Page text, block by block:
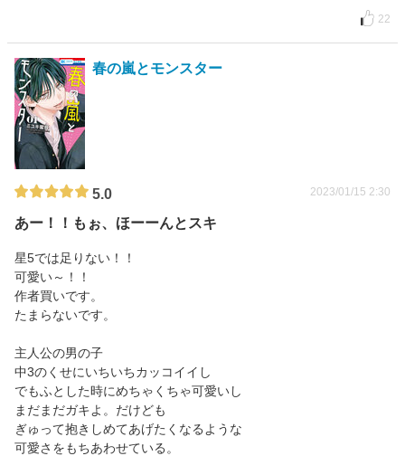
22
春の嵐とモンスター
5.0 2023/01/15 2:30
あー！！もぉ、ほーーんとスキ
星5では足りない！！
可愛い～！！
作者買いです。
たまらないです。
主人公の男の子
中3のくせにいちいちカッコイイし
でもふとした時にめちゃくちゃ可愛いし
まだまだガキよ。だけども
ぎゅって抱きしめてあげたくなるような
可愛さをもちあわせている。